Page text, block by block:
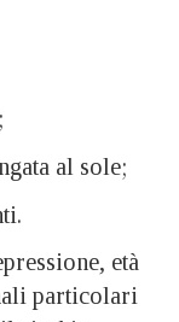
al sole;
età
particolari